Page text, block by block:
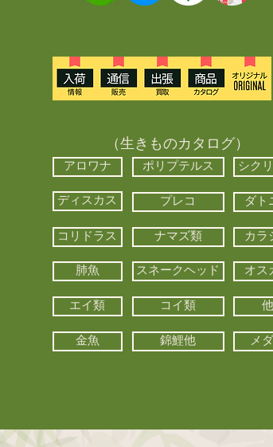
（生きものカタログ）
アロワナ ポリプテルス シク
ディスカス プレコ ダト
コリドラス ナマズ類 カラ
肺魚 スネークヘッド オス
エイ類 コイ類 他
金魚 錦鯉他 メ